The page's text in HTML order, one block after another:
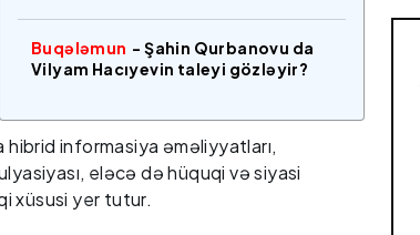
Buqələmun - Şahin Qurbanovu da
Vilyam Hacıyevin taleyi gözləyir?
hibrid informasiya əməliyyatları,
eləcə də hüquqi və siyasi
xüsusi yer tutur.